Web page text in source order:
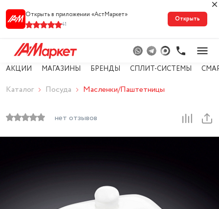
Открыть в приложении «АстМарке‪т‬»
41
Открыть
АКЦИИ МАГАЗИНЫ БРЕНДЫ СПЛИТ-СИСТЕМЫ
Каталог Посуда Масленки/Паштетницы
нет отзывов